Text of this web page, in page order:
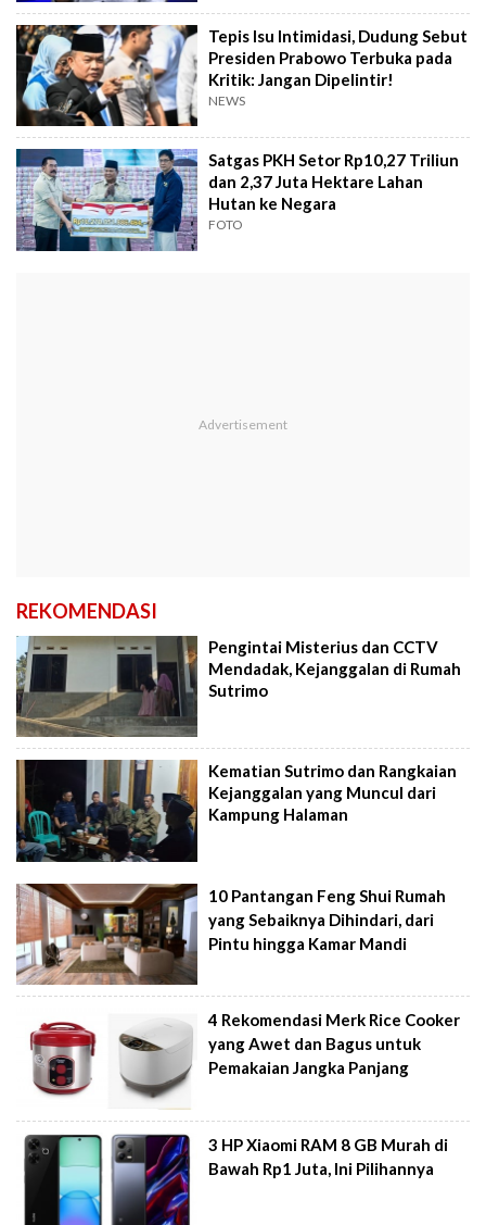
Tepis Isu Intimidasi, Dudung Sebut
Presiden Prabowo Terbuka pada
Kritik: Jangan Dipelintir!
NEWS
Satgas PKH Setor Rp10,27 Triliun
dan 2,37 Juta Hektare Lahan
Hutan ke Negara
FOTO
REKOMENDASI
Pengintai Misterius dan CCTV
Mendadak, Kejanggalan di Rumah
Sutrimo
Kematian Sutrimo dan Rangkaian
Kejanggalan yang Muncul dari
Kampung Halaman
10 Pantangan Feng Shui Rumah
yang Sebaiknya Dihindari, dari
Pintu hingga Kamar Mandi
4 Rekomendasi Merk Rice Cooker
yang Awet dan Bagus untuk
Pemakaian Jangka Panjang
3 HP Xiaomi RAM 8 GB Murah di
Bawah Rp1 Juta, Ini Pilihannya